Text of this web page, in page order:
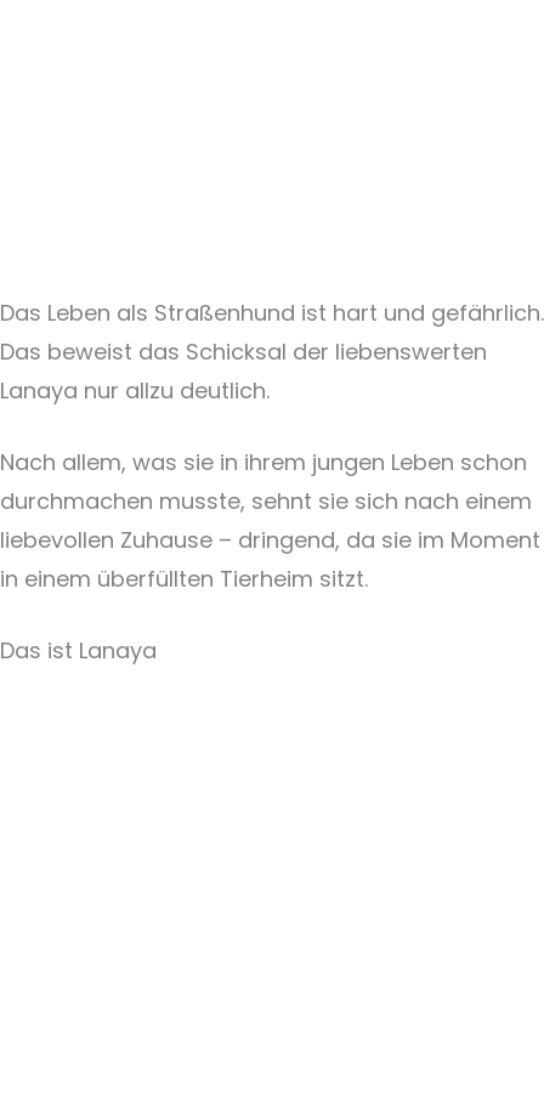
Das Leben als Straßenhund ist hart und gefährlich.
Das beweist das Schicksal der liebenswerten
Lanaya nur allzu deutlich.
Nach allem, was sie in ihrem jungen Leben schon
durchmachen musste, sehnt sie sich nach einem
liebevollen Zuhause – dringend, da sie im Moment
in einem überfüllten Tierheim sitzt.
Das ist Lanaya